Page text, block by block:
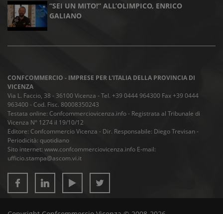
“SEI UN MITO!” ALL’OLIMPICO, ENRICO
GALIANO
CONFCOMMERCIO - IMPRESE PER L'ITALIA DELLA PROVINCIA DI
VICENZA
Via L. Faccio, 38 - 36100 Vicenza - Tel. +39 0444 964300 Fax +39 0444
963400 - Cod. Fisc. 80008350243
Testata online: Confcommerciovicenza.info - Registrata al Tribunale di
Vicenza N° 1274 il 19/10/12
Editore: Confcommercio Vicenza - Dir. Responsabile: Diego Trevisan -
Periodicità: quotidiano
Sito internet: www.confcommerciovicenza.info E-mail:
ufficio.stampa@ascom.vi.it